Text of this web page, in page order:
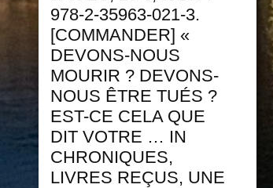
978-2-35963-021-3.
[COMMANDER] «
DEVONS-NOUS
MOURIR ? DEVONS-
NOUS ÊTRE TUÉS ?
EST-CE CELA QUE
DIT VOTRE … IN
CHRONIQUES,
LIVRES REÇUS, UNE